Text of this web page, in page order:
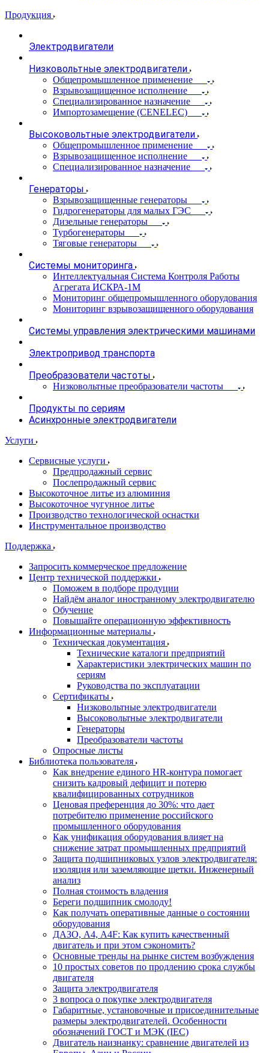
Продукция
Электродвигатели
Низковольтные электродвигатели
Общепромышленное применение
Взрывозащищенное исполнение
Специализированное назначение
Импортозамещение (CENELEC)
Высоковольтные электродвигатели
Общепромышленное применение
Взрывозащищенное исполнение
Специализированное назначение
Генераторы
Взрывозащищенные генераторы
Гидрогенераторы для малых ГЭС
Дизельные генераторы
Турбогенераторы
Тяговые генераторы
Системы мониторинга
Интеллектуальная Система Контроля Работы
Агрегата ИСКРА-1М
Мониторинг общепромышленного оборудования
Мониторинг взрывозащищенного оборудования
Системы управления электрическими машинами
Электропривод транспорта
Преобразователи частоты
Низковольтные преобразователи частоты
Продукты по сериям
Асинхронные электродвигатели
Услуги
Сервисные услуги
Предпродажный сервис
Послепродажный сервис
Высокоточное литье из алюминия
Высокоточное чугунное литье
Производство технологической оснастки
Инструментальное производство
Поддержка
Запросить коммерческое предложение
Центр технической поддержки
Поможем в подборе продуции
Найдём аналог иностранному электродвигателю
Обучение
Повышайте операционную эффективность
Информационные материалы
Техническая документация
Технические каталоги предприятий
Характеристики электрических машин по
сериям
Руководства по эксплуатации
Сертификаты
Низковольтные электродвигатели
Высоковольтные электродвигатели
Генераторы
Преобразователи частоты
Опросные листы
Библиотека пользователя
Как внедрение единого HR-контура помогает
снизить кадровый дефицит и потерю
квалифицированных сотрудников
Ценовая преференция до 30%: что дает
потребителю применение российского
промышленного оборудования
Как унификация оборудования влияет на
снижение затрат промышленных предприятий
Защита подшипниковых узлов электродвигателя:
изоляция или заземляющие щетки. Инженерный
анализ
Полная стоимость владения
Береги подшипник смолоду!
Как получать оперативные данные о состоянии
оборудования
ДАЗО, А4, А4F: Как купить качественный
двигатель и при этом сэкономить?
Основные тренды на рынке систем возбуждения
10 простых советов по продлению срока службы
двигателя
Защита электродвигателя
3 вопроса о покупке электродвигателя
Габаритные, установочные и присоединительные
размеры электродвигателей. Особенности
обозначений ГОСТ и МЭК (IEC)
Двигатель наизнанку: сравнение двигателей из